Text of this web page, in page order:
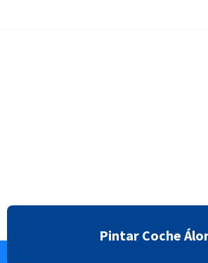
Pintar Coche